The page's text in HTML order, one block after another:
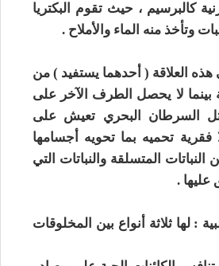
كالبرسيم ، حيث تقوم البكتريا
وتأخذ منه الماء والأملاح .
العلاقة ( أحدهما يستفيد ) من
بينما لا يحصل الطرف الآخر على
السرطان البحري تعيش على
فقرية تحميه بما تحويه أجسامها
المتسلقة والنباتات التي
عليها .
: لها ثلاثة أنواع بين المخلوقات